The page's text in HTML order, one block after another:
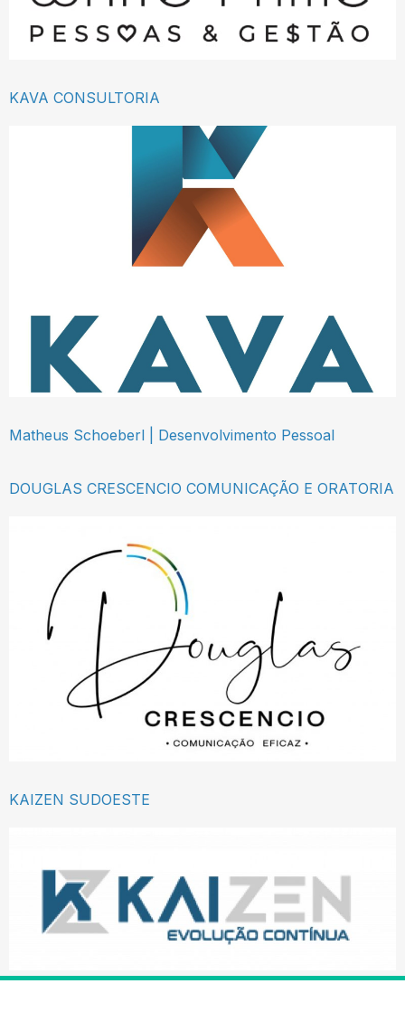
KAVA CONSULTORIA
Matheus Schoeberl | Desenvolvimento Pessoal
DOUGLAS CRESCENCIO COMUNICAÇÃO E ORATORIA
KAIZEN SUDOESTE